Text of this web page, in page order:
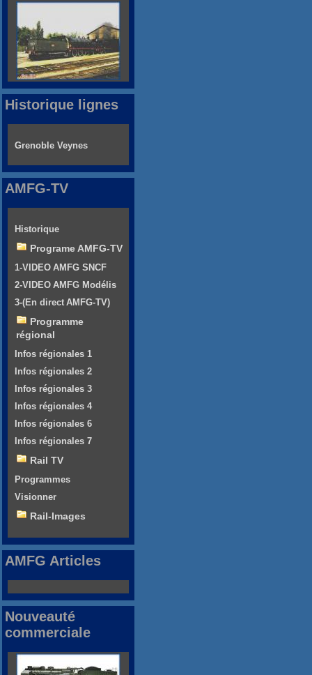
Historique lignes
Grenoble Veynes
AMFG-TV
Historique
Programe AMFG-TV
1-VIDEO AMFG SNCF
2-VIDEO AMFG Modélis
3-(En direct AMFG-TV)
Programme
régional
Infos régionales 1
Infos régionales 2
Infos régionales 3
Infos régionales 4
Infos régionales 6
Infos régionales 7
Rail TV
Programmes
Visionner
Rail-Images
AMFG Articles
Nouveauté
commerciale